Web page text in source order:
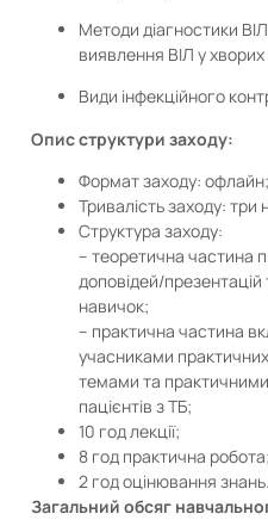
Методи діагностики
виявлення ВІЛ у
Види інфекційного
Опис структури заходу:
Формат заходу: офлайн;
Тривалість заходу: три
Структура заходу:
– теоретична частина
доповідей/
навичок;
– практична частина
учасниками
темами та
пацієнтів з ТБ;
10 год лекції;
8 год практична робота;
2 год оцінювання знань.
Загальний обсяг